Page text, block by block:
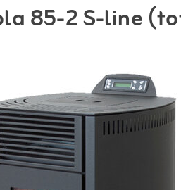
85-2 S-line